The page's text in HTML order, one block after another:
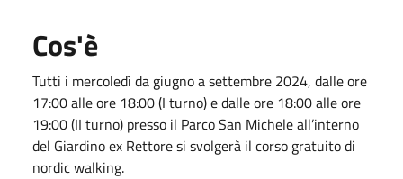
Cos'è
Tutti i mercoledì da giugno a settembre 2024, dalle ore
17:00 alle ore 18:00 (I turno) e dalle ore 18:00 alle ore
19:00 (II turno) presso il Parco San Michele all’interno
del Giardino ex Rettore si svolgerà il corso gratuito di
nordic walking.